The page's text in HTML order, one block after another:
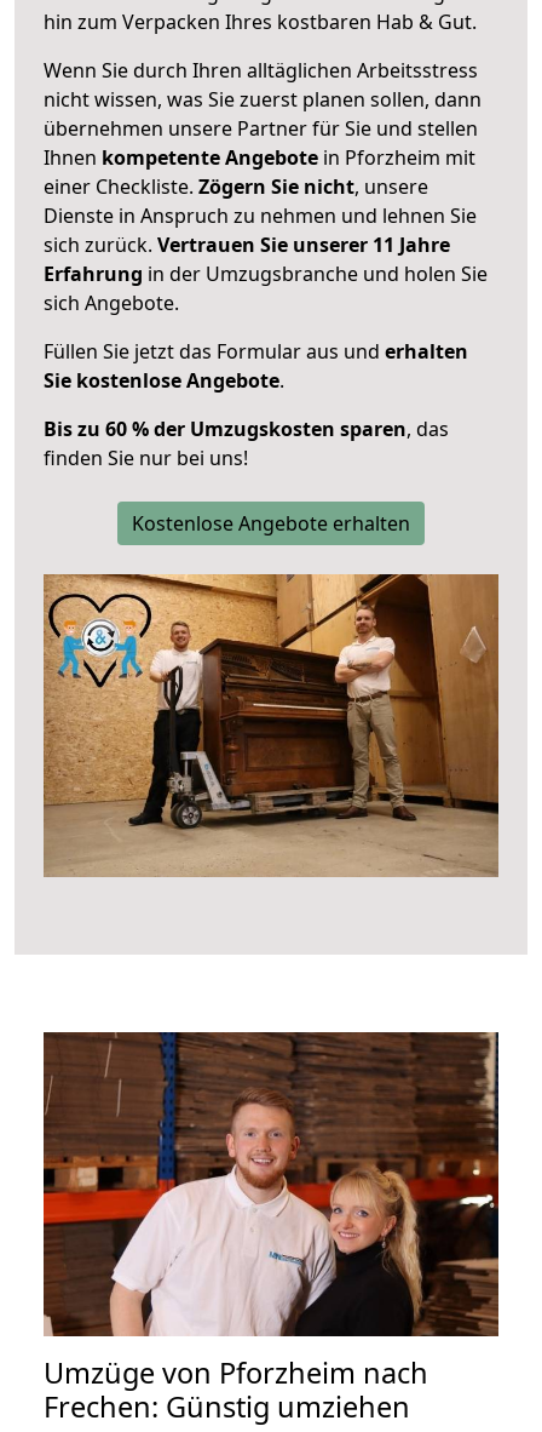
hin zum Verpacken Ihres kostbaren Hab & Gut.
Wenn Sie durch Ihren alltäglichen Arbeitsstress
nicht wissen, was Sie zuerst planen sollen, dann
übernehmen unsere Partner für Sie und stellen
Ihnen kompetente Angebote in Pforzheim mit
einer Checkliste. Zögern Sie nicht, unsere
Dienste in Anspruch zu nehmen und lehnen Sie
sich zurück. Vertrauen Sie unserer 11 Jahre
Erfahrung in der Umzugsbranche und holen Sie
sich Angebote.
Füllen Sie jetzt das Formular aus und erhalten
Sie kostenlose Angebote.
Bis zu 60 % der Umzugskosten sparen, das
finden Sie nur bei uns!
Kostenlose Angebote erhalten
Umzüge von Pforzheim nach
Frechen: Günstig umziehen